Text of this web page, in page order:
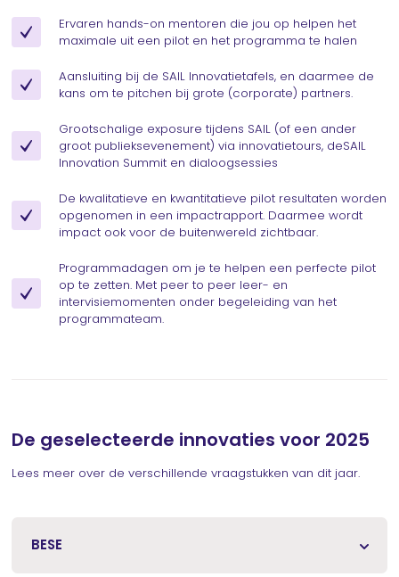
Ervaren hands-on mentoren die jou op helpen het
maximale uit een pilot en het programma te halen
Aansluiting bij de SAIL Innovatietafels, en daarmee de
kans om te pitchen bij grote (corporate) partners.
Grootschalige exposure tijdens SAIL (of een ander
groot publieksevenement) via innovatietours, deSAIL
Innovation Summit en dialoogsessies
De kwalitatieve en kwantitatieve pilot resultaten worden
opgenomen in een impactrapport. Daarmee wordt
impact ook voor de buitenwereld zichtbaar.
Programmadagen om je te helpen een perfecte pilot
op te zetten. Met peer to peer leer- en
intervisiemomenten onder begeleiding van het
programmateam.
De geselecteerde innovaties voor 2025
Lees meer over de verschillende vraagstukken van dit jaar.
BESE